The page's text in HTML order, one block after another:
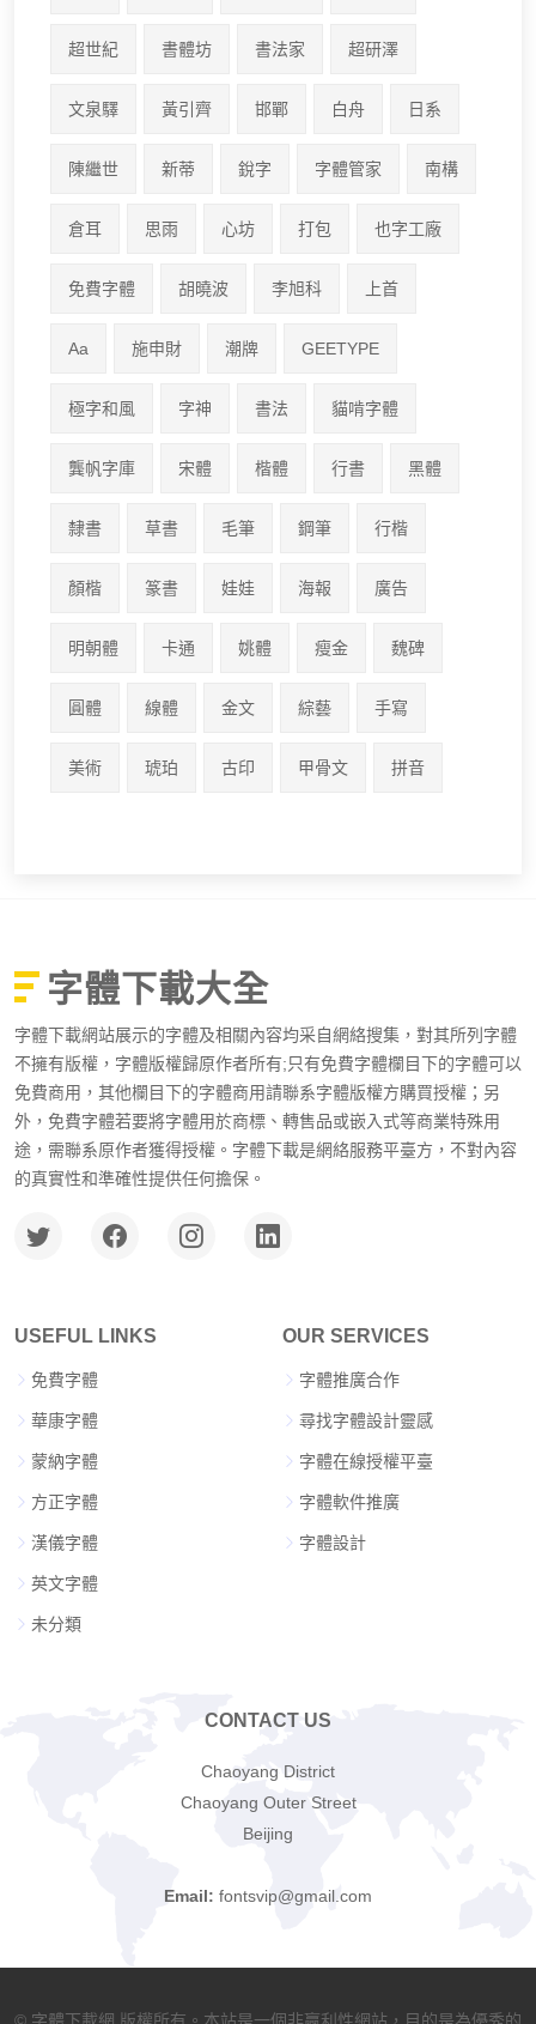
超世紀 書體坊 書法家 超研澤
文泉驛 黃引齊 邯鄲 白舟 日系
陳繼世 新蒂 銳字 字體管家 南構
倉耳 思雨 心坊 打包 也字工廠
免費字體 胡曉波 李旭科 上首
Aa 施申財 潮牌 GEETYPE
極字和風 字神 書法 貓啃字體
龔帆字庫 宋體 楷體 行書 黑體
隸書 草書 毛筆 鋼筆 行楷
顏楷 篆書 娃娃 海報 廣告
明朝體 卡通 姚體 瘦金 魏碑
圓體 線體 金文 綜藝 手寫
美術 琥珀 古印 甲骨文 拼音
字體下載大全
字體下載網站展示的字體及相關內容均采自網絡搜集，對其所列字體
不擁有版權，字體版權歸原作者所有;只有免費字體欄目下的字體可以
免費商用，其他欄目下的字體商用請聯系字體版權方購買授權；另
外，免費字體若要將字體用於商標、轉售品或嵌入式等商業特殊用
途，需聯系原作者獲得授權。字體下載是網絡服務平臺方，不對內容
的真實性和準確性提供任何擔保。
USEFUL LINKS
免費字體
華康字體
蒙納字體
方正字體
漢儀字體
英文字體
未分類
OUR SERVICES
字體推廣合作
尋找字體設計靈感
字體在線授權平臺
字體軟件推廣
字體設計
CONTACT US
Chaoyang District
Chaoyang Outer Street
Beijing
Email: fontsvip@gmail.com